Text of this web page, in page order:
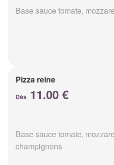
Base sauce tomate,
Pizza reine
Dès 11.00 €
Base sauce tomate,
champignons